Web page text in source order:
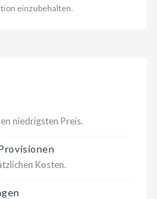
einzubehalten.
niedrigsten Preis.
Kosten.